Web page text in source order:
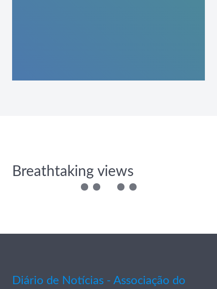
Breathtaking views
Diário de Notícias - Associação do